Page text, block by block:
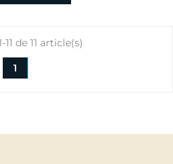
de 11 article(s)
1